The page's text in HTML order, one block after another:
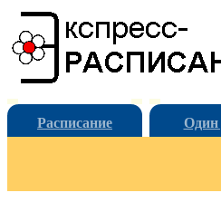
Расписание Один